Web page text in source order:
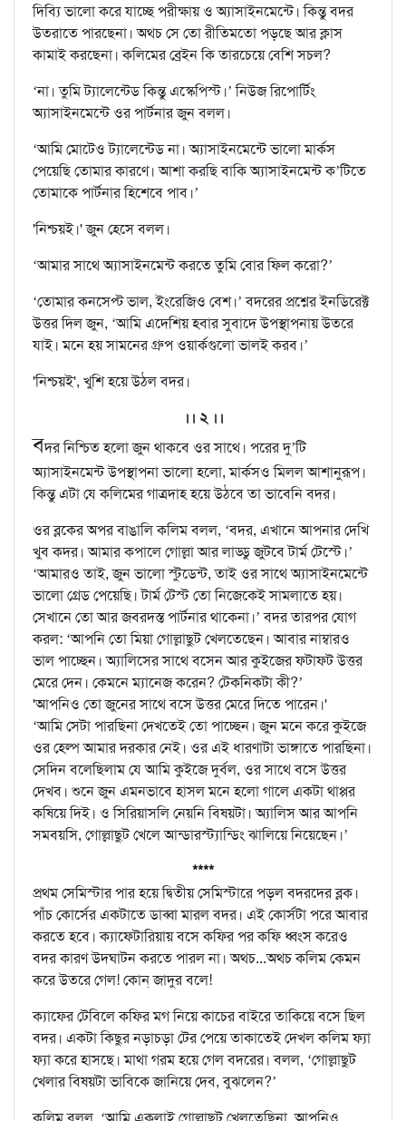
দিব্যি ভালো করে যাচ্ছে পরীক্ষায় ও অ্যাসাইনমেন্টে। কিন্তু বদর
উতরাতে পারছেনা। অথচ সে তো রীতিমতো পড়ছে আর ক্লাস
কামাই করছেনা। কলিমের ব্রেইন কি তারচেয়ে বেশি সচল?
‘না। তুমি ট্যালেন্টেড কিন্তু এস্কেপিস্ট।’ নিউজ রিপোর্টিং
অ্যাসাইনমেন্টে ওর পার্টনার জুন বলল।
‘আমি মোটেও ট্যালেন্টেড না। অ্যাসাইনমেন্টে ভালো মার্কস
পেয়েছি তোমার কারণে। আশা করছি বাকি অ্যাসাইনমেন্ট ক’টিতে
তোমাকে পার্টনার হিশেবে পাব।’
'নিশ্চয়ই।' জুন হেসে বলল।
‘আমার সাথে অ্যাসাইনমেন্ট করতে তুমি বোর ফিল করো?’
‘তোমার কনসেপ্ট ভাল, ইংরেজিও বেশ।’ বদরের প্রশ্নের ইনডিরেক্ট
উত্তর দিল জুন, ‘আমি এদেশিয় হবার সুবাদে উপস্থাপনায় উতরে
যাই। মনে হয় সামনের গ্রুপ ওয়ার্কগুলো ভালই করব।’
'নিশ্চয়ই', খুশি হয়ে উঠল বদর।
।। ২ ।।
বদর নিশ্চিত হলো জুন থাকবে ওর সাথে। পরের দু’টি
অ্যাসাইনমেন্ট উপস্থাপনা ভালো হলো, মার্কসও মিলল আশানুরূপ।
কিন্তু এটা যে কলিমের গাত্রদাহ হয়ে উঠবে তা ভাবেনি বদর।
ওর ব্লকের অপর বাঙালি কলিম বলল, ‘বদর, এখানে আপনার দেখি
খুব কদর। আমার কপালে গোল্লা আর লাড্ডু জুটবে টার্ম টেস্টে।’
‘আমারও তাই, জুন ভালো স্টুডেন্ট, তাই ওর সাথে অ্যাসাইনমেন্টে
ভালো গ্রেড পেয়েছি। টার্ম টেস্ট তো নিজেকেই সামলাতে হয়।
সেখানে তো আর জবরদস্ত পার্টনার থাকেনা।’ বদর তারপর যোগ
করল: ‘আপনি তো মিয়া গোল্লাছুট খেলতেছেন। আবার নাম্বারও
ভাল পাচ্ছেন। অ্যালিসের সাথে বসেন আর কুইজের ফটাফট উত্তর
মেরে দেন। কেমনে ম্যানেজ করেন? টেকনিকটা কী?’
'আপনিও তো জুনের সাথে বসে উত্তর মেরে দিতে পারেন।'
‘আমি সেটা পারছিনা দেখতেই তো পাচ্ছেন। জুন মনে করে কুইজে
ওর হেল্প আমার দরকার নেই। ওর এই ধারণাটা ভাঙ্গাতে পারছিনা।
সেদিন বলেছিলাম যে আমি কুইজে দুর্বল, ওর সাথে বসে উত্তর
দেখব। শুনে জুন এমনভাবে হাসল মনে হলো গালে একটা থাপ্পর
কষিয়ে দিই। ও সিরিয়াসলি নেয়নি বিষয়টা। অ্যালিস আর আপনি
সমবয়সি, গোল্লাছুট খেলে আন্ডারস্ট্যান্ডিং ঝালিয়ে নিয়েছেন।’
****
প্রথম সেমিস্টার পার হয়ে দ্বিতীয় সেমিস্টারে পড়ল বদরদের ব্লক।
পাঁচ কোর্সের একটাতে ডাব্বা মারল বদর। এই কোর্সটা পরে আবার
করতে হবে। ক্যাফেটারিয়ায় বসে কফির পর কফি ধ্বংস করেও
বদর কারণ উদঘাটন করতে পারল না। অথচ...অথচ কলিম কেমন
করে উতরে গেল! কোন্‌ জাদুর বলে!
ক্যাফের টেবিলে কফির মগ নিয়ে কাচের বাইরে তাকিয়ে বসে ছিল
বদর। একটা কিছুর নড়াচড়া টের পেয়ে তাকাতেই দেখল কলিম ফ্যা
ফ্যা করে হাসছে। মাথা গরম হয়ে গেল বদরের। বলল, ‘গোল্লাছুট
খেলার বিষয়টা ভাবিকে জানিয়ে দেব, বুঝলেন?’